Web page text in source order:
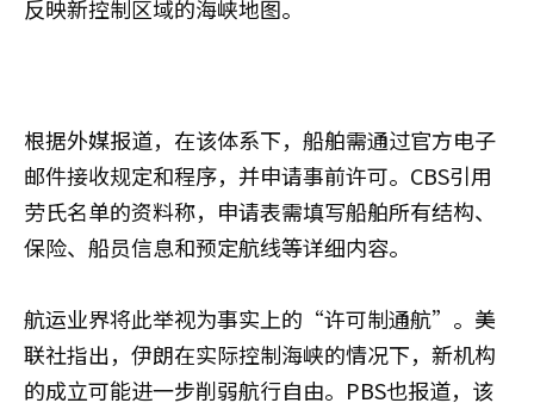
反映新控制区域的海峡地图。
根据外媒报道，在该体系下，船舶需通过官方电子
邮件接收规定和程序，并申请事前许可。CBS引用
劳氏名单的资料称，申请表需填写船舶所有结构、
保险、船员信息和预定航线等详细内容。
航运业界将此举视为事实上的“许可制通航”。美
联社指出，伊朗在实际控制海峡的情况下，新机构
的成立可能进一步削弱航行自由。PBS也报道，该